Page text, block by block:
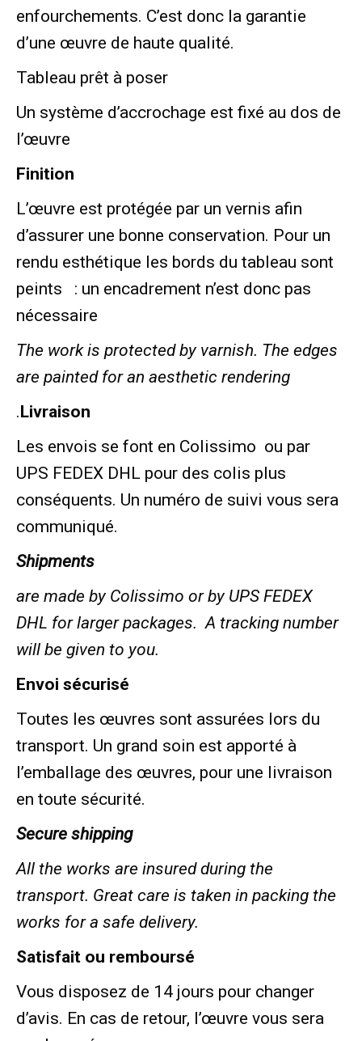
enfourchements. C’est donc la garantie
d’une œuvre de haute qualité.
Tableau prêt à poser
Un système d’accrochage est fixé au dos de
l’œuvre
Finition
L’œuvre est protégée par un vernis afin
d’assurer une bonne conservation. Pour un
rendu esthétique les bords du tableau sont
peints : un encadrement n’est donc pas
nécessaire
The work is protected by varnish. The edges
are painted for an aesthetic rendering
.Livraison
Les envois se font en Colissimo ou par
UPS FEDEX DHL pour des colis plus
conséquents. Un numéro de suivi vous sera
communiqué.
Shipments
are made by Colissimo or by UPS FEDEX
DHL for larger packages. A tracking number
will be given to you.
Envoi sécurisé
Toutes les œuvres sont assurées lors du
transport. Un grand soin est apporté à
l’emballage des œuvres, pour une livraison
en toute sécurité.
Secure shipping
All the works are insured during the
transport. Great care is taken in packing the
works for a safe delivery.
Satisfait ou remboursé
Vous disposez de 14 jours pour changer
d’avis. En cas de retour, l’œuvre vous sera